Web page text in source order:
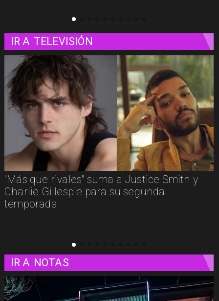
IR A TELEVISIÓN
"Más que rivales" suma a Justice Smith y
Charlie Gillespie para su segunda
temporada
IR A NOTAS